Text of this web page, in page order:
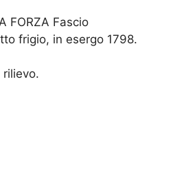
FORZA Fascio
frigio, in esergo 1798.